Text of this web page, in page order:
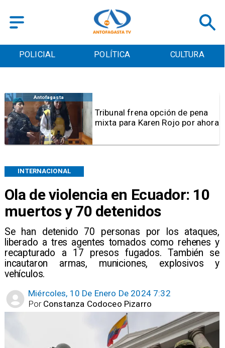
POLICIAL POLÍTICA CULTURA
Ola de violencia en Ecuador: 10
muertos y 70 detenidos
Se han detenido 70 personas por los ataques,
liberado a tres agentes tomados como rehenes y
recapturado a 17 presos fugados. También se
incautaron armas, municiones, explosivos y
vehículos.
INTERNACIONAL
Miércoles, 10 De Enero De 2024 7:32
Constanza Codoceo Pizarro
Por
Antofagasta
Tribunal frena opción de pena
mixta para Karen Rojo por ahora